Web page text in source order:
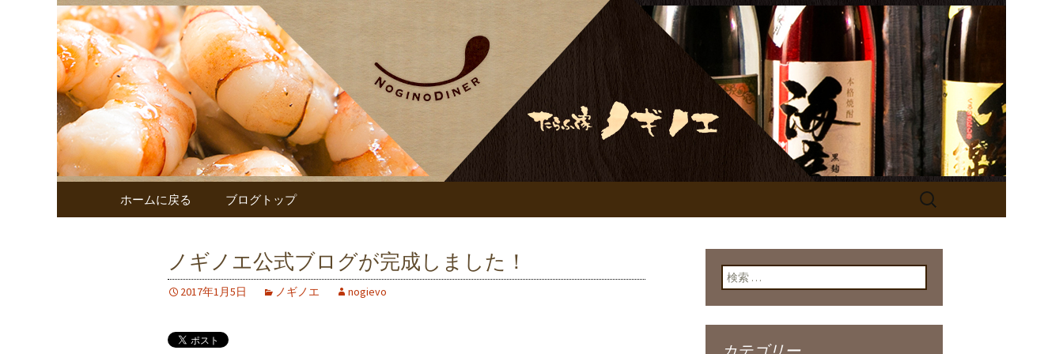
ノギノエ・ノギノダイナーの公式サイト
鹿児島でのお食事ならノギノダイナー、居酒屋ノギノエ
コンテンツへ移動
ホームに戻る ブログトップ
検
ノギノエ公式ブログが完成しました！
2017年1月5日 ノギノエ nogievo
検索: